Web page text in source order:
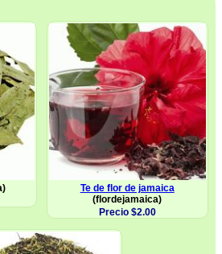
Te de flor de jamaica
(flordejamaica)
Precio $2.00